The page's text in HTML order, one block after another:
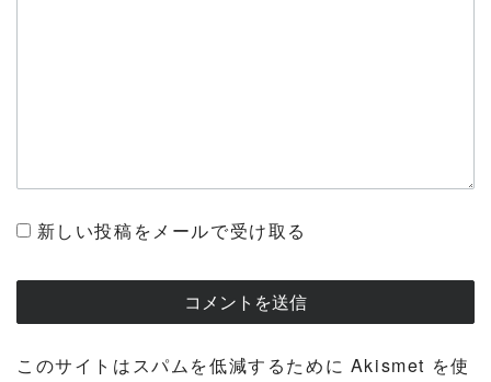
新しい投稿をメールで受け取る
このサイトはスパムを低減するために Akismet を使